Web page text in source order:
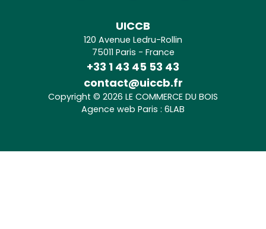
UICCB
120 Avenue Ledru-Rollin
75011 Paris - France
+33 1 43 45 53 43
contact@uiccb.fr
Copyright © 2026 LE COMMERCE DU BOIS
Agence web Paris : 6LAB